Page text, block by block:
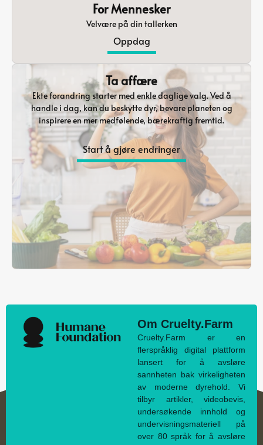
For Mennesker
Velvære på din tallerken
Oppdag
Ta affære
Ekte forandring starter med enkle daglige valg. Ved å
handle i dag, kan du beskytte dyr, bevare planeten og
inspirere en mer medfølende, bærekraftig fremtid.
Start å gjøre endringer
Om Cruelty.Farm
Cruelty.Farm er en
flerspråklig digital plattform
lansert for å avsløre
sannheten bak virkeligheten
av moderne dyrehold. Vi
tilbyr artikler, videobevis,
undersøkende innhold og
undervisningsmateriell på
over 80 språk for å avsløre